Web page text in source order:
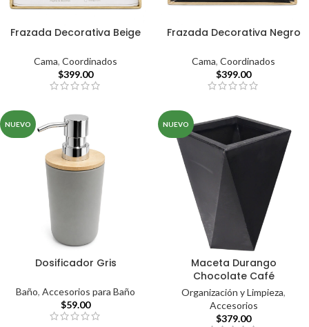
Frazada Decorativa Beige
Cama, Coordinados
$399.00
Frazada Decorativa Negro
Cama, Coordinados
$399.00
NUEVO
Dosificador Gris
Baño, Accesorios para Baño
$59.00
NUEVO
Maceta Durango
Chocolate Café
Organización y Limpieza,
Accesorios
$379.00